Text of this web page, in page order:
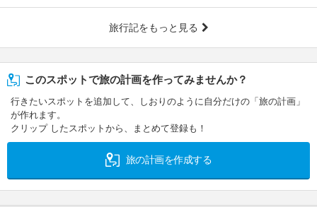
旅行記をもっと見る
このスポットで旅の計画を作ってみませんか？
行きたいスポットを追加して、しおりのように自分だけの「旅の計画」
が作れます。
クリップ したスポットから、まとめて登録も！
旅の計画を作成する